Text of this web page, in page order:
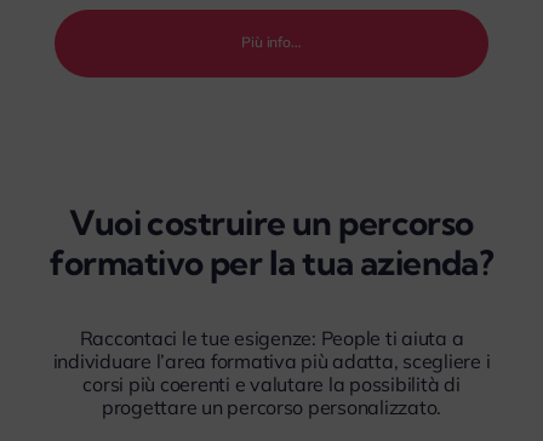
Più info…
Vuoi costruire un percorso
formativo per la tua azienda?
Raccontaci le tue esigenze: People ti aiuta a
individuare l’area formativa più adatta, scegliere i
corsi più coerenti e valutare la possibilità di
progettare un percorso personalizzato.